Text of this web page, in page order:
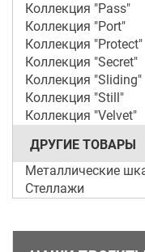
Коллекция "Pass"
Коллекция "Port"
Коллекция "Protect"
Коллекция "Secret"
Коллекция "Sliding"
Коллекция "Still"
Коллекция "Velvet"
ДРУГИЕ ТОВАРЫ
Металлические
Стеллажи